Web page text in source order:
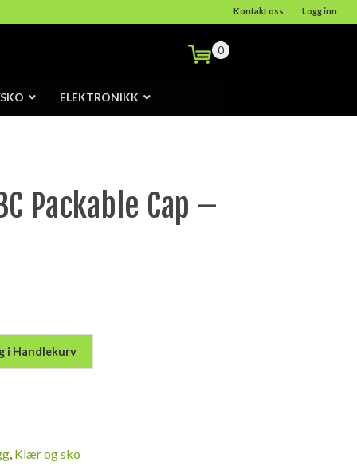
Kontakt oss Logg inn
0
ELEKTRONIKK
Packable Cap –
i Handlekurv
, Klær og sko